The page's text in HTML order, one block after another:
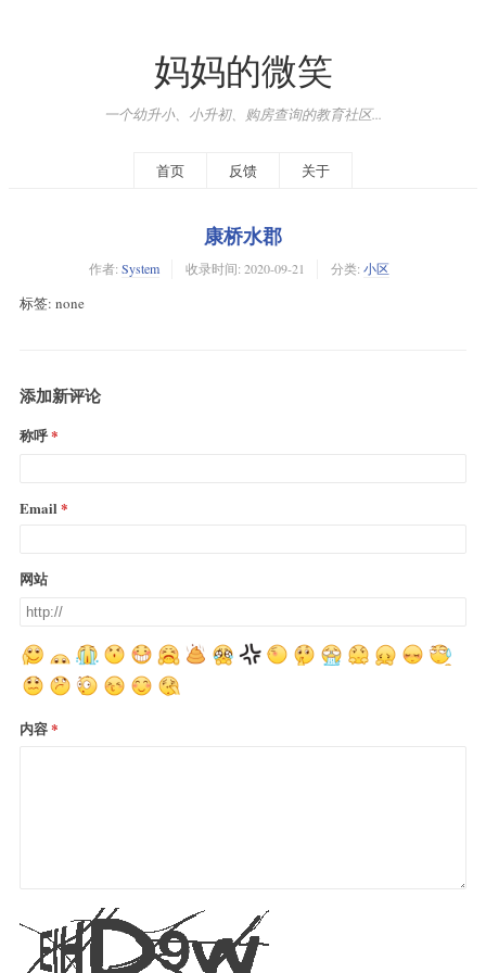
妈妈的微笑
一个幼升小、小升初、购房查询的教育社区...
首页 反馈 关于
康桥水郡
作者: System 收录时间: 2020-09-21 分类: 小区
标签: none
添加新评论
称呼
Email
网站
内容